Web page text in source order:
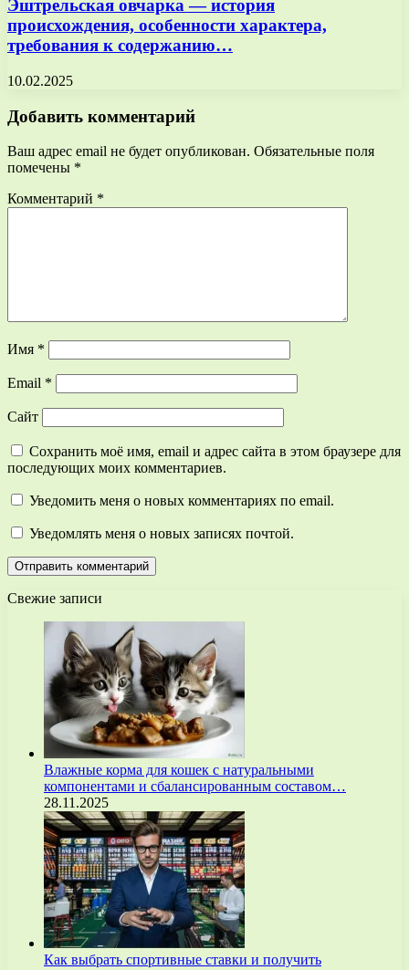
Эштрельская овчарка — история
происхождения, особенности характера,
требования к содержанию…
10.02.2025
Добавить комментарий
Ваш адрес email не будет опубликован. Обязательные поля
помечены *
Комментарий *
Имя *
Email *
Сайт
Сохранить моё имя, email и адрес сайта в этом браузере для
последующих моих комментариев.
Уведомить меня о новых комментариях по email.
Уведомлять меня о новых записях почтой.
Свежие записи
Влажные корма для кошек с натуральными
компонентами и сбалансированным составом…
28.11.2025
Как выбрать спортивные ставки и получить